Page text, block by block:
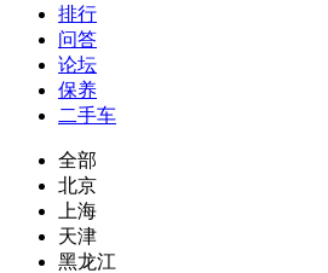
排行
问答
论坛
保养
二手车
全部
北京
上海
天津
黑龙江